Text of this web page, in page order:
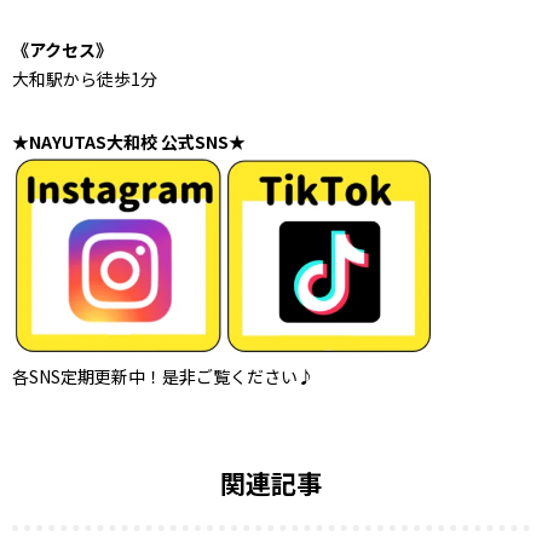
《アクセス》
大和駅から徒歩1分
★NAYUTAS大和校 公式SNS★
各SNS定期更新中！是非ご覧ください♪
関連記事